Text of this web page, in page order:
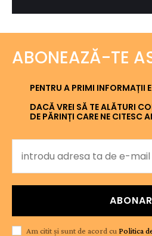
ABONEAZĂ-TE
PENTRU A PRIMI INFORMAȚII
DACĂ VREI SĂ TE ALĂTURI
DE PĂRINȚI CARE NE CITESC
Am citit și sunt de acord cu Politica